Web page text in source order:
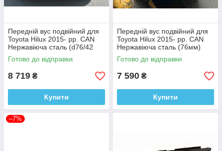
Передній вус подвійний для
Toyota Hilux 2015- рр. CAN
Нержавіюча сталь (d76/42
мм)
Готово до відправки
8 719 ₴
Купити
Передній вус подвійний для
Toyota Hilux 2015- рр. CAN
Нержавіюча сталь (76мм)
Готово до відправки
7 590 ₴
Купити
–7%